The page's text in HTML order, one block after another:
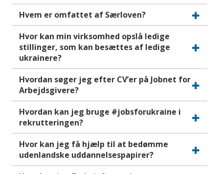
Hvem er omfattet af Særloven?
Hvor kan min virksomhed opslå ledige
stillinger, som kan besættes af ledige
ukrainere?
Hvordan søger jeg efter CV’er på Jobnet for
Arbejdsgivere?
Hvordan kan jeg bruge #jobsforukraine i
rekrutteringen?
Hvor kan jeg få hjælp til at bedømme
udenlandske uddannelsespapirer?